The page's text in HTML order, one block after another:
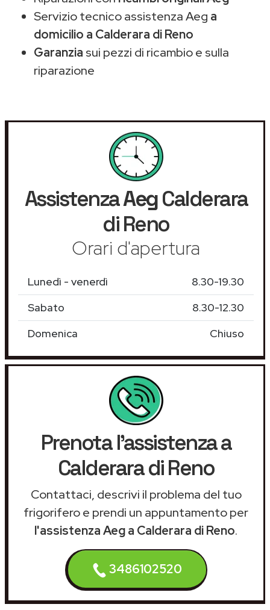
Servizio tecnico assistenza Aeg a
domicilio a Calderara di Reno
Garanzia sui pezzi di ricambio e sulla
riparazione
AssistenzaAegCalderara
di Reno
Orari d'apertura
Lunedì - venerdì
8.30-19.30
Sabato
8.30-12.30
Domenica
Chiuso
Prenota l'assistenza a
Calderara di Reno
Contattaci, descrivi il problema del tuo
frigorifero e prendi un appuntamento per
l'assistenza Aeg a Calderara di Reno.
3486102520